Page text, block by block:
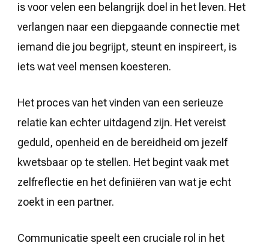
is voor velen een belangrijk doel in het leven. Het
verlangen naar een diepgaande connectie met
iemand die jou begrijpt, steunt en inspireert, is
iets wat veel mensen koesteren.
Het proces van het vinden van een serieuze
relatie kan echter uitdagend zijn. Het vereist
geduld, openheid en de bereidheid om jezelf
kwetsbaar op te stellen. Het begint vaak met
zelfreflectie en het definiëren van wat je echt
zoekt in een partner.
Communicatie speelt een cruciale rol in het